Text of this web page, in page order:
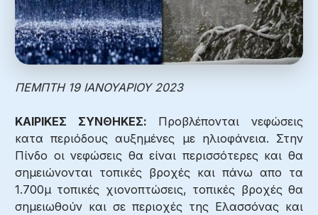
ΠΕΜΠΤΗ 19 ΙΑΝΟΥΑΡΙΟΥ 2023
ΚΑΙΡΙΚΕΣ ΣΥΝΘΗΚΕΣ: Προβλέπονται νεφώσεις
κατα περιόδους αυξημένες με ηλιοφάνεια. Στην
Πίνδο οι νεφώσεις θα είναι περισσότερες και θα
σημειώνονται τοπικές βροχές και πάνω απο τα
1.700μ τοπικές χιονοπτώσεις, τοπικές βροχές θα
σημειωθούν και σε περιοχές της Ελασσόνας και